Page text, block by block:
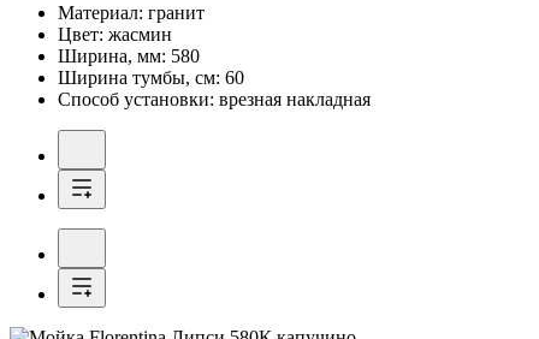
Материал: гранит
Цвет: жасмин
Ширина, мм: 580
Ширина тумбы, см: 60
Способ установки: врезная накладная